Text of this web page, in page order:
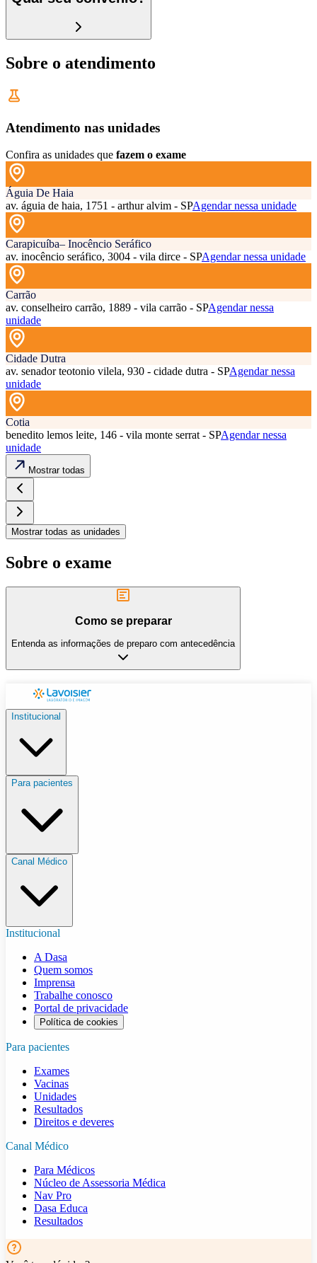
Sobre o atendimento
Atendimento nas unidades
Confira as unidades que fazem o exame
Águia De Haia
av. águia de haia, 1751 - arthur alvim - SPAgendar nessa unidade
Carapicuíba– Inocêncio Seráfico
av. inocêncio seráfico, 3004 - vila dirce - SPAgendar nessa unidade
Carrão
av. conselheiro carrão, 1889 - vila carrão - SPAgendar nessa
unidade
Cidade Dutra
av. senador teotonio vilela, 930 - cidade dutra - SPAgendar nessa
unidade
Cotia
benedito lemos leite, 146 - vila monte serrat - SPAgendar nessa
unidade
Mostrar todas
Mostrar todas as unidades
Sobre o exame
Como se preparar
Entenda as informações de preparo com antecedência
Institucional
Para pacientes
Canal Médico
Institucional
A Dasa
Quem somos
Imprensa
Trabalhe conosco
Portal de privacidade
Política de cookies
Para pacientes
Exames
Vacinas
Unidades
Resultados
Direitos e deveres
Canal Médico
Para Médicos
Núcleo de Assessoria Médica
Nav Pro
Dasa Educa
Resultados